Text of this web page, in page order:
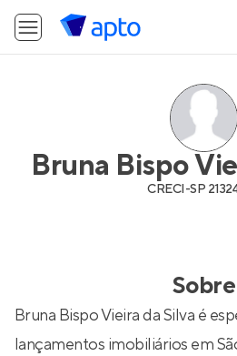
Bruna Bispo
CRECI-SP
Sobre
Bruna Bispo Vieira da Silva é
lançamentos imobiliários em